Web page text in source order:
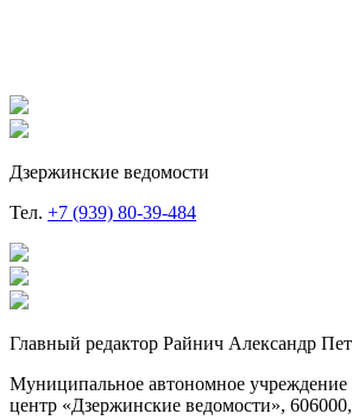
Дзержинские ведомости
Тел. +7 (939) 80-39-484
Главный редактор Райнич Александр
Муниципальное автономное
центр «Дзержинские ведомости»,